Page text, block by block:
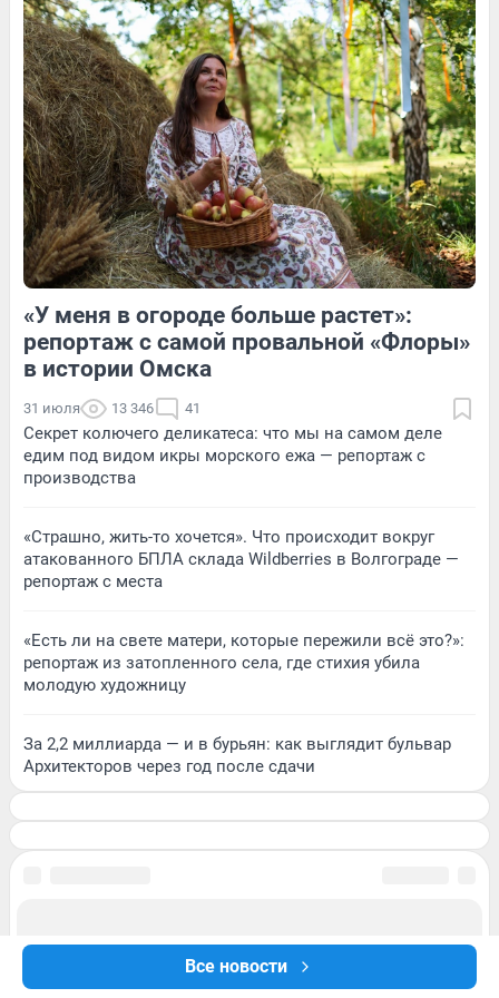
Все новости
2 Обсудить
3 Обсудить 9 Обсудить
Обсудить
«У меня в огороде больше растет»:
репортаж с самой провальной «Флоры»
в истории Омска
31 июля 13 346 41
Секрет колючего деликатеса: что мы на самом деле
едим под видом икры морского ежа — репортаж с
производства
«Страшно, жить-то хочется». Что происходит вокруг
атакованного БПЛА склада Wildberries в Волгограде —
репортаж с места
«Есть ли на свете матери, которые пережили всё это?»:
репортаж из затопленного села, где стихия убила
молодую художницу
За 2,2 миллиарда — и в бурьян: как выглядит бульвар
Архитекторов через год после сдачи